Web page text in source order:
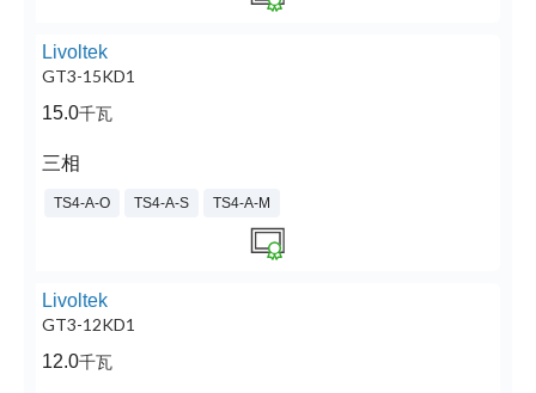
Livoltek
GT3-15KD1
15.0千瓦
三相
TS4-A-O TS4-A-S TS4-A-M
Livoltek
GT3-12KD1
12.0千瓦